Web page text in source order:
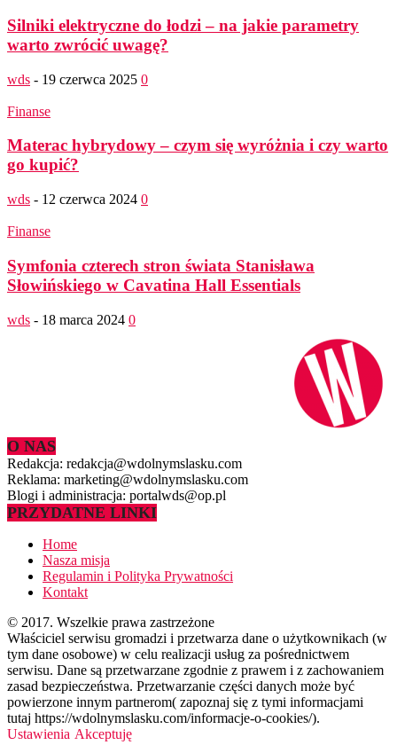
Silniki elektryczne do łodzi – na jakie parametry
warto zwrócić uwagę?
wds - 19 czerwca 2025 0
Finanse
Materac hybrydowy – czym się wyróżnia i czy warto
go kupić?
wds - 12 czerwca 2024 0
Finanse
Symfonia czterech stron świata Stanisława
Słowińskiego w Cavatina Hall Essentials
wds - 18 marca 2024 0
O NAS
Redakcja: redakcja@wdolnymslasku.com
Reklama: marketing@wdolnymslasku.com
Blogi i administracja: portalwds@op.pl
PRZYDATNE LINKI
Home
Nasza misja
Regulamin i Polityka Prywatności
Kontakt
© 2017. Wszelkie prawa zastrzeżone
Właściciel serwisu gromadzi i przetwarza dane o użytkownikach (w
tym dane osobowe) w celu realizacji usług za pośrednictwem
serwisu. Dane są przetwarzane zgodnie z prawem i z zachowaniem
zasad bezpieczeństwa. Przetwarzanie części danych może być
powierzone innym partnerom( zapoznaj się z tymi informacjami
tutaj https://wdolnymslasku.com/informacje-o-cookies/).
Ustawienia Akceptuję